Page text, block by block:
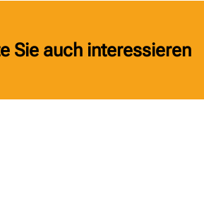
Sie auch interessieren